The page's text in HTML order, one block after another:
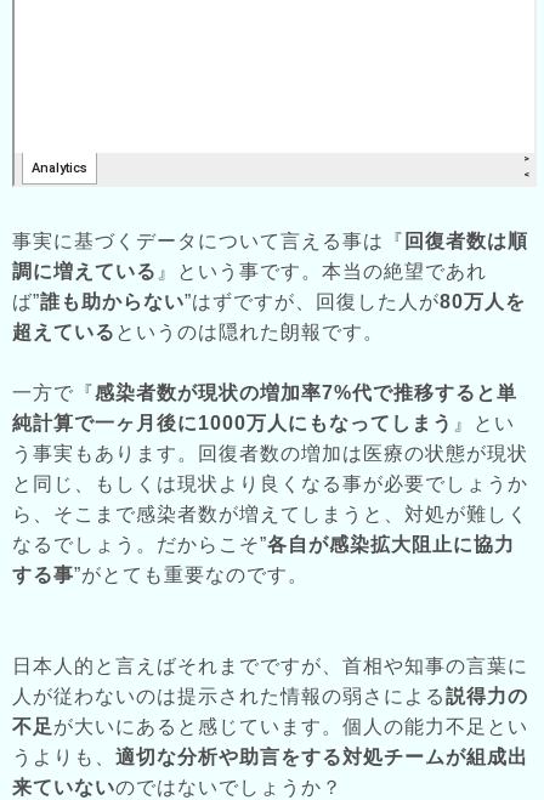
事実に基づくデータについて言える事は『 回復者数は順
調に増えている 』という事です。本当の絶望であれ
ば”誰も助からない”はずですが、回復した人が80万人を
超えている というのは隠れた朗報です。
一方で『感染者数が現状の増加率7%代で推移すると単
純計算で一ヶ月後に1000万人にもなってしまう 』とい
う事実もあります。回復者数の増加は医療の状態が現状
と同じ、もしくは現状より良くなる事が必要でしょうか
ら、そこまで感染者数が増えてしまうと、対処が難しく
なるでしょう。だからこそ”各自が感染拡大阻止に協力
する事”がとても重要なのです。
日本人的と言えばそれまでですが、首相や知事の言葉に
人が従わないのは提示された情報の弱さによる説得力の
不足 が大いにあると感じています。個人の能力不足とい
うよりも、 適切な分析や助言をする対処チームが組成出
来ていないのではないでしょうか？